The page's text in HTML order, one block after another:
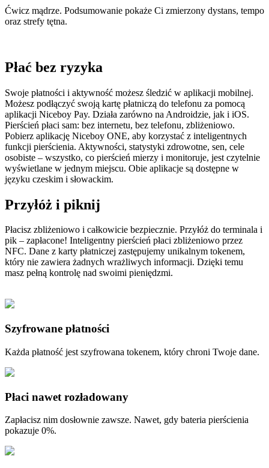
Ćwicz mądrze. Podsumowanie pokaże Ci zmierzony dystans, tempo
oraz strefy tętna.
Płać bez ryzyka
Swoje płatności i aktywność możesz śledzić w aplikacji mobilnej.
Możesz podłączyć swoją kartę płatniczą do telefonu za pomocą
aplikacji Niceboy Pay. Działa zarówno na Androidzie, jak i iOS.
Pierścień płaci sam: bez internetu, bez telefonu, zbliżeniowo.
Pobierz aplikację Niceboy ONE, aby korzystać z inteligentnych
funkcji pierścienia. Aktywności, statystyki zdrowotne, sen, cele
osobiste – wszystko, co pierścień mierzy i monitoruje, jest czytelnie
wyświetlane w jednym miejscu. Obie aplikacje są dostępne w
języku czeskim i słowackim.
Przyłóż i piknij
Płacisz zbliżeniowo i całkowicie bezpiecznie. Przyłóż do terminala i
pik – zapłacone! Inteligentny pierścień płaci zbliżeniowo przez
NFC. Dane z karty płatniczej zastępujemy unikalnym tokenem,
który nie zawiera żadnych wrażliwych informacji. Dzięki temu
masz pełną kontrolę nad swoimi pieniędzmi.
Szyfrowane płatności
Każda płatność jest szyfrowana tokenem, który chroni Twoje dane.
Płaci nawet rozładowany
Zapłacisz nim dosłownie zawsze. Nawet, gdy bateria pierścienia
pokazuje 0%.